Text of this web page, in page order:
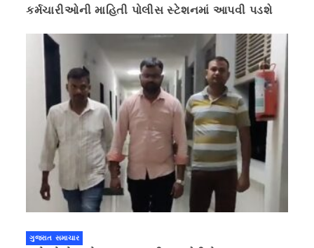
કર્મચારીઓની માહિતી પોલીસ સ્ટેશનમાં આપવી પડશે
ગુજરાત સમાચાર